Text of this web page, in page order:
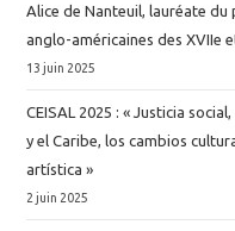
Alice de Nanteuil, lauréate du
anglo-américaines des XVIIe
13 juin 2025
CEISAL 2025 : « Justicia
y el Caribe, los cambios
artística »
2 juin 2025